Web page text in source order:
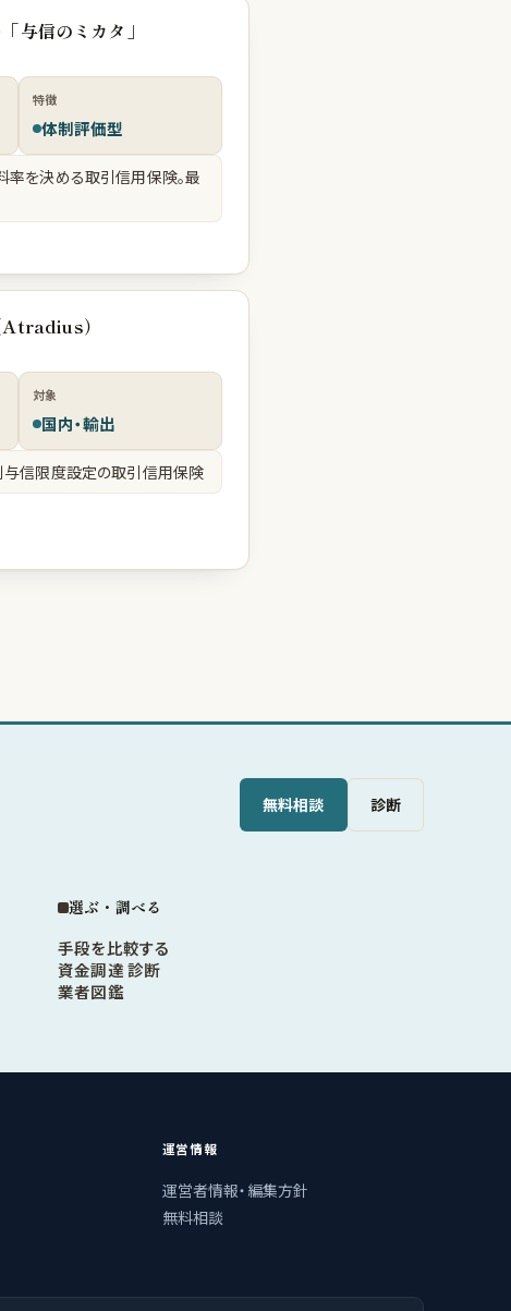
与信のミカタ」
特徴
体制評価型
率を決める取引信用保険。最
Atradius）
対象
国内・輸出
与信限度設定の取引信用保険
無料相談 診断
選ぶ・調べる
手段を比較する
資金調達 診断
業者図鑑
運営情報
運営者情報・編集方針
無料相談